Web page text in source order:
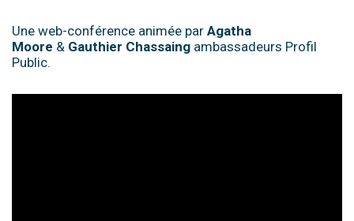
Une web-conférence animée par Agatha
Moore & Gauthier Chassaing ambassadeurs Profil
Public.